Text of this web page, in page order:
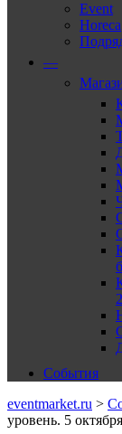
Event
Horeca
—
События
eventmarket.ru >
уровень. 5